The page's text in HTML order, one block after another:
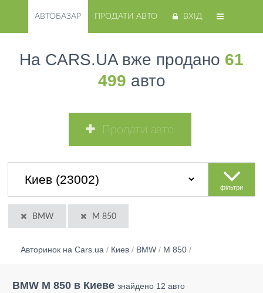
АВТОБАЗАР ПРОДАТИ АВТО ВХІД
На CARS.UA вже продано 61
499 авто
Продати авто
фільтри
BMW M 850
Авторинок на Cars.ua / Киев / BMW / M 850 /
BMW M 850 в Киеве знайдено 12 авто